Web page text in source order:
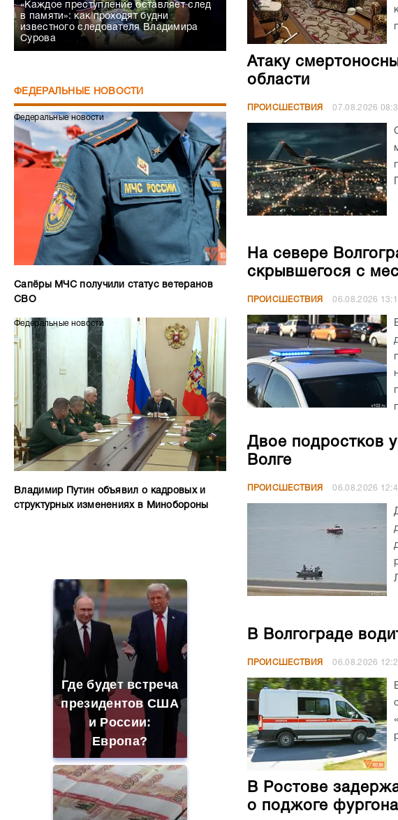
«Каждое преступление оставляет след
в памяти»: как проходят будни
известного следователя Владимира
Сурова
ФЕДЕРАЛЬНЫЕ НОВОСТИ
Федеральные новости
Сапёры МЧС получили статус ветеранов
СВО
Федеральные новости
Владимир Путин объявил о кадровых и
структурных изменениях в Минобороны
Где будет встреча
президентов США
и России:
Европа?
Атаку
области
ПРОИСШЕСТВИЯ 07.08.2026
На севере
скрывшегося с
ПРОИСШЕСТВИЯ 06.08.2026
Двое подростков
Волге
ПРОИСШЕСТВИЯ 06.08.2026
В Волгограде
ПРОИСШЕСТВИЯ 06.08.2026
В Ростове
о поджоге